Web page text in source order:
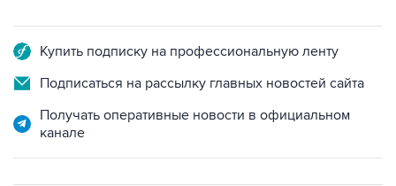
Купить подписку на профессиональную ленту
Подписаться на рассылку главных новостей сайта
Получать оперативные новости в официальном
канале